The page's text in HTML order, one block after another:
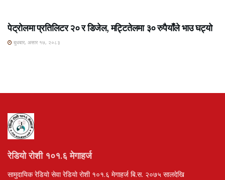
पेट्रोलमा प्रतिलिटर २० र डिजेल, मट्टितेलमा ३० रुपैयाँले भाउ घट्यो
बुधबार, असार १७, २०८३
रेडियो रोशी १०१.६ मेगाहर्ज
सामुदायिक रेडियो सेवा रेडियो रोशी १०१.६ मेगाहर्ज बि.स. २०७५ सालदेखि